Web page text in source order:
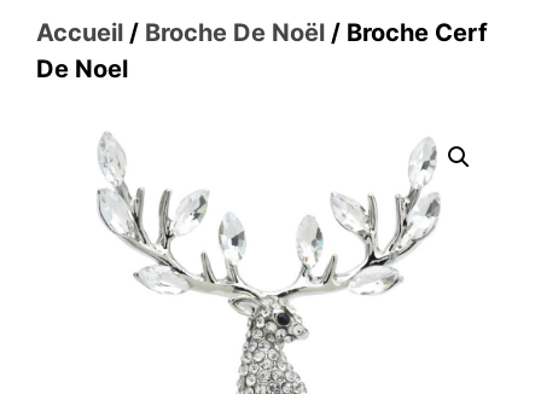
Accueil / Broche De Noël / Broche Cerf
De Noel